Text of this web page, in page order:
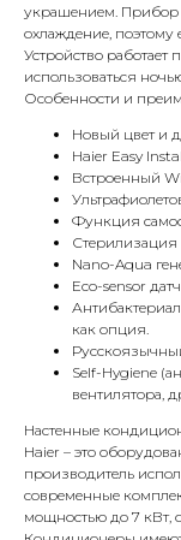
украшением. Прибор
охлаждение, поэтому
Устройство
использоваться
Особенности и
Новый цвет и
Haier Easy
Встроенный
Функция
Стерилизация
Nano-Aqua
Eco-sensor
как опция.
Self-Hygiene
вентилятора,
Настенные
Haier – это
производитель
современные
мощностью до 7 кВт,
Адрес
Г.Москва
71/22к2
Пн-вс с 9:00 до 18:00
Телефон
8 495 233-79-
КОНТАКТЫ